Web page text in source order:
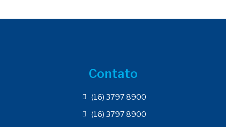
Contato
(16) 3797 8900
(16) 3797 8900